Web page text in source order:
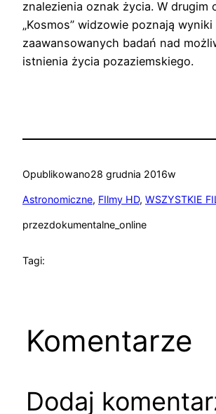
znalezienia oznak życia. W drugim
„Kosmos” widzowie poznają
zaawansowanych badań nad
istnienia życia pozaziemskiego.
Opublikowano28 grudnia 2016w
Astronomiczne, FIlmy HD, WSZYSTKIE
przezdokumentalne_online
Tagi:
Komentarze
Dodaj